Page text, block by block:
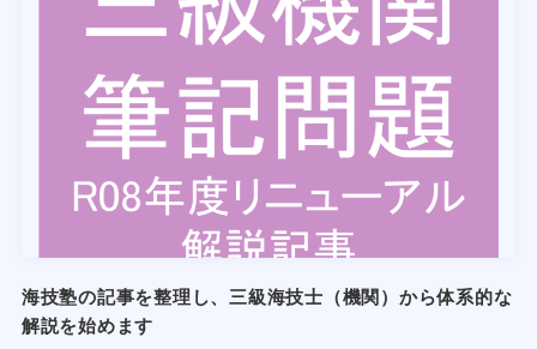
海技塾の記事を整理し、三級海技士（機関）から体系的な
解説を始めます